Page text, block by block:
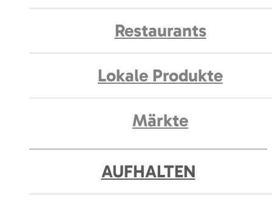
Restaurants
Lokale Produkte
Märkte
AUFHALTEN